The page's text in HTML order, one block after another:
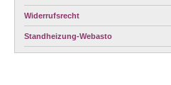
Widerrufsrecht
Standheizung-Webasto